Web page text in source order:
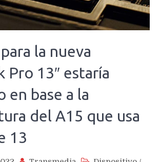
la nueva
Pro 13″ estaría
en base a la
del A15 que usa
13